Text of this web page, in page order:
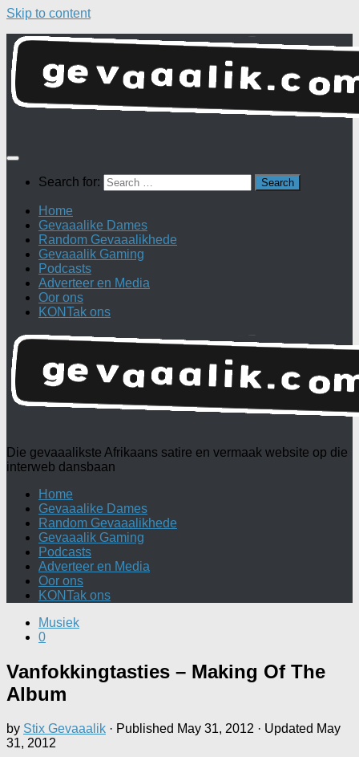
Skip to content
Search for:
Home
Gevaaalike Dames
Random Gevaaalikhede
Gevaaalik Gaming
Podcasts
Adverteer en Media
Oor ons
KONTak ons
Die gevaaalikste Afrikaans satire en vermaak website op die
interweb dansbaan
Home
Gevaaalike Dames
Random Gevaaalikhede
Gevaaalik Gaming
Podcasts
Adverteer en Media
Oor ons
KONTak ons
Musiek
0
Vanfokkingtasties – Making Of The
Album
by Stix Gevaaalik · Published May 31, 2012 · Updated May
31, 2012